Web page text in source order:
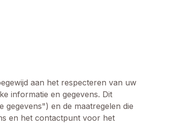
aan het respecteren van uw
informatie en gegevens. Dit
en de maatregelen die
en het contactpunt voor het